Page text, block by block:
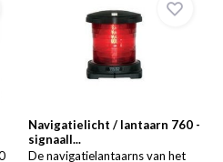
Navigatielicht / lantaarn 760 -
signaall...
De navigatielantaarns van het